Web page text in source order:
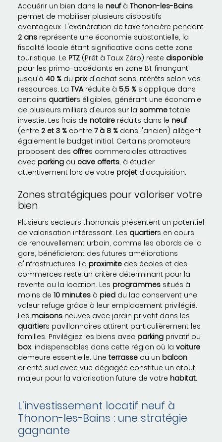
Acquérir un bien dans le neufà Thonon-les-Bains
permet de mobiliser plusieurs dispositifs
avantageux. L'exonération de taxe foncière pendant
2 ans représente une économie substantielle, la
fiscalité locale étant significative dans cette zone
touristique. Le PTZ (Prêt à Taux Zéro) reste disponible
pour les primo-accédants en zone B1, finançant
jusqu'à 40 % du prix d'achat sans intérêts selon vos
ressources. La TVAréduite à 5,5 % s'applique dans
certains quartiers éligibles, générant une économie
de plusieurs milliers d'euros sur la sommetotale
investie. Les frais de notaire réduits dans le neuf
(entre 2 et 3 % contre 7 à 8 % dans l'ancien) allègent
également le budget initial. Certains promoteurs
proposent des offres commerciales attractives
avec parking ou cave offerts, à étudier
attentivement lors de votre projet d'acquisition.
Zones stratégiques pour valoriser votre
bien
Plusieurs secteurs thononais présentent un potentiel
de valorisation intéressant. Les quartiers en cours
de renouvellement urbain, comme les abords de la
gare, bénéficieront des futures améliorations
d'infrastructures. La proximite des écoles et des
commerces reste un critère déterminant pour la
revente ou la location. Les programmes situés à
moins de 10 minutes à pied du lac conservent une
valeur refuge grâce à leur emplacement privilégié.
Les maisons neuves avec jardin privatif dans les
quartiers pavillonnaires attirent particulièrement les
familles. Privilégiez les biens avec parking privatif ou
box, indispensables dans cette région où la voiture
demeure essentielle. Uneterrasse ou un balcon
orienté sud avec vue dégagée constitue un atout
majeur pour la valorisation future de votre habitat.
L'investissement locatif neuf à
Thonon-les-Bains : une stratégie
gagnante